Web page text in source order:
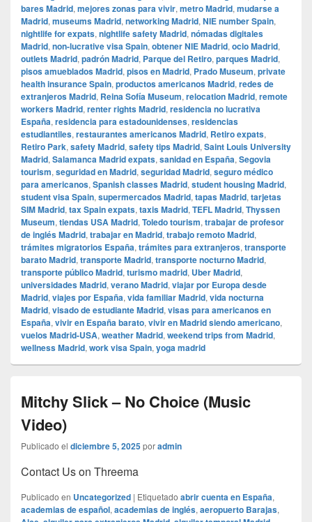
bares Madrid, mejores zonas para vivir, metro Madrid, mudarse a
Madrid, museums Madrid, networking Madrid, NIE number Spain,
nightlife for expats, nightlife safety Madrid, nómadas digitales
Madrid, non-lucrative visa Spain, obtener NIE Madrid, ocio Madrid,
outlets Madrid, padrón Madrid, Parque del Retiro, parques Madrid,
pisos amueblados Madrid, pisos en Madrid, Prado Museum, private
health insurance Spain, productos americanos Madrid, redes de
extranjeros Madrid, Reina Sofía Museum, relocation Madrid, remote
workers Madrid, renter rights Madrid, residencia no lucrativa
España, residencia para estadounidenses, residencias
estudiantiles, restaurantes americanos Madrid, Retiro expats,
Retiro Park, safety Madrid, safety tips Madrid, Saint Louis University
Madrid, Salamanca Madrid expats, sanidad en España, Segovia
tourism, seguridad en Madrid, seguridad Madrid, seguro médico
para americanos, Spanish classes Madrid, student housing Madrid,
student visa Spain, supermercados Madrid, tapas Madrid, tarjetas
SIM Madrid, tax Spain expats, taxis Madrid, TEFL Madrid, Thyssen
Museum, tiendas USA Madrid, Toledo tourism, trabajar de profesor
de inglés Madrid, trabajar en Madrid, trabajo remoto Madrid,
trámites migratorios España, trámites para extranjeros, transporte
barato Madrid, transporte Madrid, transporte nocturno Madrid,
transporte público Madrid, turismo madrid, Uber Madrid,
universidades Madrid, verano Madrid, viajar por Europa desde
Madrid, viajes por España, vida familiar Madrid, vida nocturna
Madrid, visado de estudiante Madrid, visas para americanos en
España, vivir en España barato, vivir en Madrid siendo americano,
vuelos Madrid-USA, weather Madrid, weekend trips from Madrid,
wellness Madrid, work visa Spain, yoga madrid
Mitchy Slick – No Choice (Music
Video)
Publicado el diciembre 5, 2025poradmin
Contact Us on Threema
Publicado en Uncategorized | Etiquetado abrir cuenta en España,
academias de español, academias de inglés, aeropuerto Barajas,